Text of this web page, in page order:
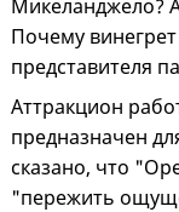
Микеланджело?
Почему
представителя
Аттракцион
предназначен
сказано, что
"пережить